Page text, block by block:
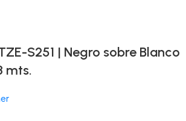
S251 | Negro sobre Blanco
mts.